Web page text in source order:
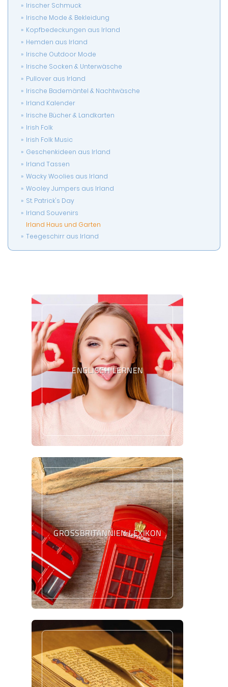
Irischer Schmuck
Irische Mode & Bekleidung
Kopfbedeckungen aus Irland
Hemden aus Irland
Irische Outdoor Mode
Irische Socken & Unterwäsche
Pullover aus Irland
Irische Bademäntel & Nachtwäsche
Irland Kalender
Irische Bücher & Landkarten
Irish Folk
Irish Folk Music
Geschenkideen aus Irland
Irland Tassen
Wacky Woolies aus Irland
Wooley Jumpers aus Irland
St. Patrick's Day
Irland Souvenirs
Irland Haus und Garten
Teegeschirr aus Irland
ENGLISCH LERNEN
GROSSBRITANNIEN LEXIKON